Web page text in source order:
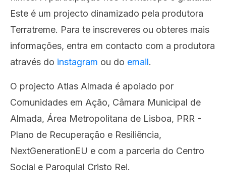
Este é um projecto dinamizado pela produtora
Terratreme. Para te inscreveres ou obteres mais
informações, entra em contacto com a produtora
através do instagram ou do email.
O projecto Atlas Almada é apoiado por
Comunidades em Ação, Câmara Municipal de
Almada, Área Metropolitana de Lisboa, PRR -
Plano de Recuperação e Resiliência,
NextGenerationEU e com a parceria do Centro
Social e Paroquial Cristo Rei.